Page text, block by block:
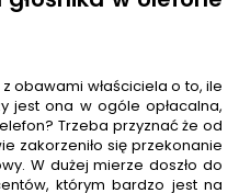
obawami właściciela o to, ile
jest ona w ogóle opłacalna,
Trzeba przyznać że od
zakorzeniło się przekonanie
W dużej mierze doszło do
którym bardzo jest na